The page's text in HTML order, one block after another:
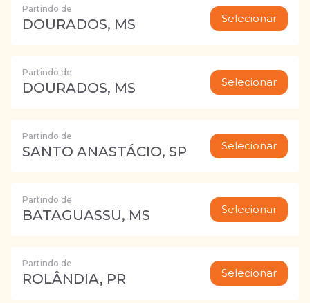
Partindo de
DOURADOS, MS Selecionar
Partindo de
DOURADOS, MS Selecionar
Partindo de
SANTO ANASTÁCIO, SP Selecionar
Partindo de
BATAGUASSU, MS Selecionar
Partindo de
ROLÂNDIA, PR Selecionar